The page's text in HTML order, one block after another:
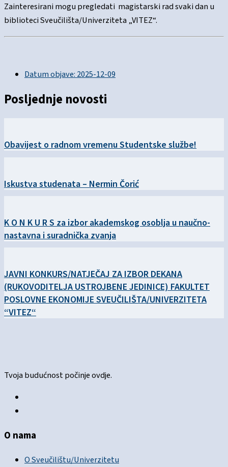
Zainteresirani mogu pregledati magistarski rad svaki dan u
biblioteci Sveučilišta/Univerziteta „VITEZ“.
Datum objave: 2025-12-09
Posljednje novosti
Obavijest o radnom vremenu Studentske službe!
Iskustva studenata – Nermin Čorić
K O N K U R S za izbor akademskog osoblja u naučno-
nastavna i suradnička zvanja
JAVNI KONKURS/NATJEČAJ ZA IZBOR DEKANA
(RUKOVODITELJA USTROJBENE JEDINICE) FAKULTET
POSLOVNE EKONOMIJE SVEUČILIŠTA/UNIVERZITETA
“VITEZ“
Tvoja budućnost počinje ovdje.
O nama
O Sveučilištu/Univerzitetu